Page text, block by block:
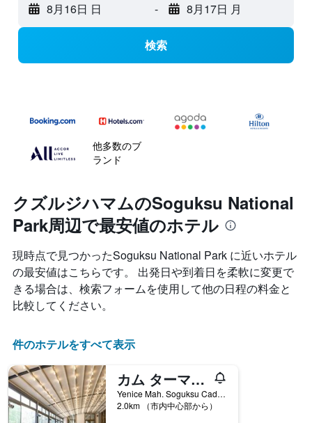
8月16日 日 - 8月17日 月
検索
他多数のブ
ランド
クズルジハマムのSoguksu National
Park周辺で最安値のホテル
現時点で見つかったSoguksu National Park に近いホテル
の最安値はこちらです。 出発日や到着日を柔軟に変更で
きる場合は、検索フォームを使用して他の日程の料金と
比較してください。
件のホテルをすべて表示
カム ターマル リゾート スパ コンベンション センター
Yenice Mah. Soguksu Cad. No:68, クズルジハマム, トルコ
2.0km （市内中心部から）